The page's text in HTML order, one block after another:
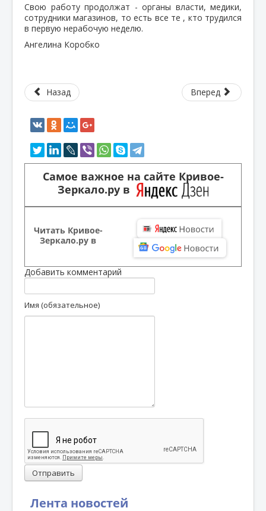
Лента новостей
Свою работу продолжат - органы власти, медики,
сотрудники магазинов, то есть все те , кто трудился
в первую нерабочую неделю.
Ангелина Коробко
Назад Вперед
Самое важное на сайте Кривое-
Зеркало.ру в
Читать Кривое-
Зеркало.ру в
Добавить комментарий
Имя (обязательное)
Отправить